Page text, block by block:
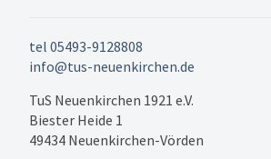
tel 05493-9128808
info@tus-neuenkirchen.de
TuS Neuenkirchen 1921 e.V.
Biester Heide 1
49434 Neuenkirchen-Vörden